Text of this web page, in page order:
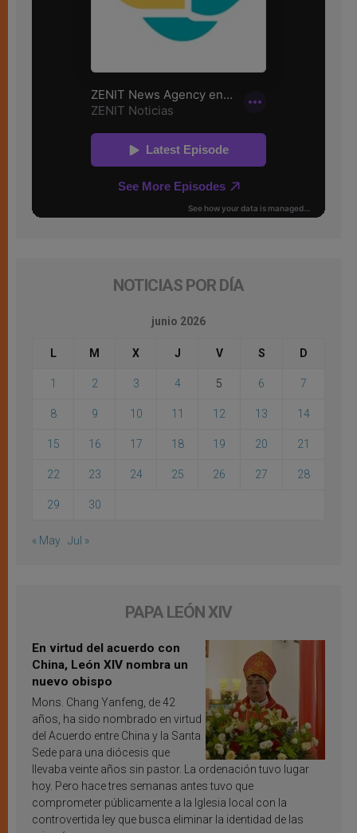
NOTICIAS POR DÍA
junio 2026
L M X J V S D
1 2 3 4 5 6 7
8 9 10 11 12 13 14
15 16 17 18 19 20 21
22 23 24 25 26 27 28
29 30
« May Jul »
PAPA LEÓN XIV
En virtud del acuerdo con
China, León XIV nombra un
nuevo obispo
Mons. Chang Yanfeng, de 42
años, ha sido nombrado en virtud
del Acuerdo entre China y la Santa
Sede para una diócesis que
llevaba veinte años sin pastor. La ordenación tuvo lugar
hoy. Pero hace tres semanas antes tuvo que
comprometer públicamente a la Iglesia local con la
controvertida ley que busca eliminar la identidad de las